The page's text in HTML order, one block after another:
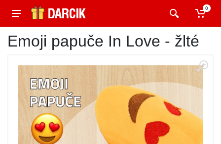
0
Emoji papuče In Love - žlté